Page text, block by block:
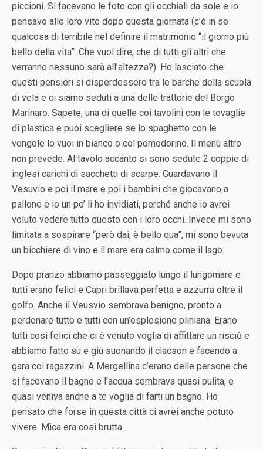
piccioni. Si facevano le foto con gli occhiali da sole e io
pensavo alle loro vite dopo questa giornata (c’è in se
qualcosa di terribile nel definire il matrimonio “il giorno più
bello della vita”. Che vuol dire, che di tutti gli altri che
verranno nessuno sarà all’altezza?). Ho lasciato che
questi pensieri si disperdessero tra le barche della scuola
di vela e ci siamo seduti a una delle trattorie del Borgo
Marinaro. Sapete, una di quelle coi tavolini con le tovaglie
di plastica e puoi scegliere se lo spaghetto con le
vongole lo vuoi in bianco o col pomodorino. Il menù altro
non prevede. Al tavolo accanto si sono sedute 2 coppie di
inglesi carichi di sacchetti di scarpe. Guardavano il
Vesuvio e poi il mare e poi i bambini che giocavano a
pallone e io un po’ li ho invidiati, perché anche io avrei
voluto vedere tutto questo con i loro occhi. Invece mi sono
limitata a sospirare “però dai, è bello qua”, mi sono bevuta
un bicchiere di vino e il mare era calmo come il lago.
Dopo pranzo abbiamo passeggiato lungo il lungomare e
tutti erano felici e Capri brillava perfetta e azzurra oltre il
golfo. Anche il Veusvio sembrava benigno, pronto a
perdonare tutto e tutti con un’esplosione pliniana. Erano
tutti così felici che ci è venuto voglia di affittare un risciò e
abbiamo fatto su e giù suonando il clacson e facendo a
gara coi ragazzini. A Mergellina c’erano delle persone che
si facevano il bagno e l’acqua sembrava quasi pulita, e
quasi veniva anche a te voglia di farti un bagno. Ho
pensato che forse in questa città ci avrei anche potuto
vivere. Mica era così brutta.